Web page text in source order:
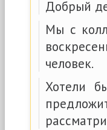
Добрый
Мы с
человек.
Хотели